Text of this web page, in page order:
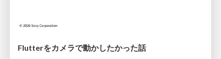
Flutterをカメラで動かしたかった話